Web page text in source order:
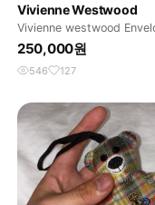
Vivienne Westwood
Vivienne westwood
250,000원
546 127